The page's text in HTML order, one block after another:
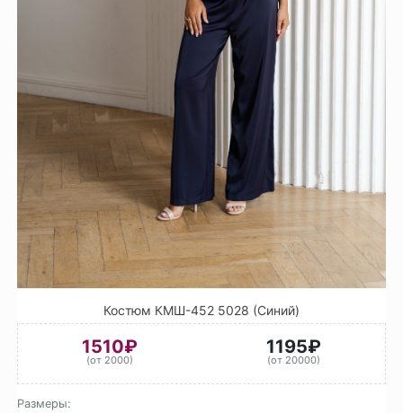
Костюм КМШ-452 5028 (Синий)
1510₽
(от 2000)
1195₽
(от 20000)
Размеры: